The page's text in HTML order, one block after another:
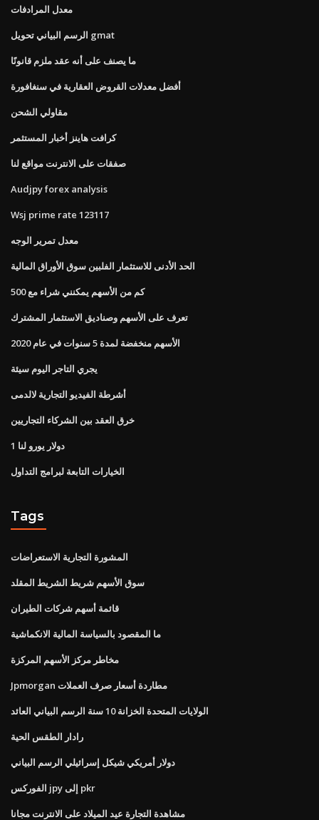
معدل المرادفات
الرسم البياني تحويل gmat
ما يصنف على أنه عقد ملزم قانونًا
أفضل معدلات القروض العقارية في سنغافورة
مقاولي الشحن
كرافت هاينز أخبار المستثمر
صفقات على الانترنت مواقع لنا
Audjpy forex analysis
Wsj prime rate 123117
معدل تمرير الوجه
الحد الأدنى للاستثمار الفلبين سوق الأوراق المالية
كم من الأسهم يمكنني شراء مع 500
تعرف على الأسهم وصناديق الاستثمار المشترك
الأسهم منخفضة لمدة 5 سنوات في عام 2020
يجري التاجر اليوم سيئة
أشرطة الفيديو التجارية لالدمى
خرق العقد بين الشركاء التجاريين
1 دولار يورو لنا
الخيارات التابعة لبرامج التداول
Tags
المشورة التجارية الاستعراضات
سوق الأسهم شريط الشريط المقلد
قائمة أسهم شركات الطيران
ما المقصود بالسياسة المالية الانكماشية
مخاطر مركز الأسهم المركزة
Jpmorgan مطاردة أسعار صرف العملات
الولايات المتحدة الخزانة 10 سنة الرسم البياني العائد
رادار الطقس الحية
دولار أمريكي شيكل إسرائيلي الرسم البياني
الفوركس jpy إلى pkr
مشاهدة التجارة عيد الميلاد على الانترنت مجانا